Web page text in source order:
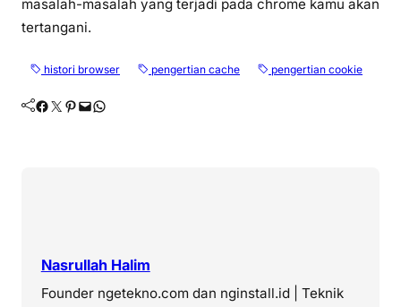
masalah-masalah yang terjadi pada chrome kamu akan
tertangani.
histori browser pengertian cache pengertian cookie
Facebook Twitter Pinterest Mail WhatsApp
Nasrullah Halim
Founder ngetekno.com dan nginstall.id | Teknik